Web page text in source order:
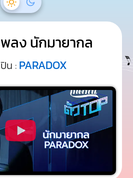
ลง นักมายากล
น : PARADOX